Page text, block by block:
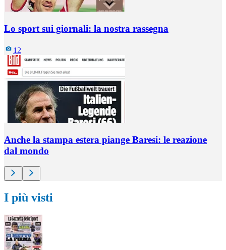
Lo sport sui giornali: la nostra rassegna
12
Anche la stampa estera piange Baresi: le reazione
dal mondo
I più visti